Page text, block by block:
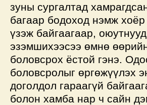
зуны сургалтад
багаар бодоход нэмж
үзэж байгаагаар,
эзэмшихээсээ өмнө
боловсрох ёстой гэнэ.
боловсролыг өргөжүүлэх
доголдол гараагүй
болон хамба нар ч сайн